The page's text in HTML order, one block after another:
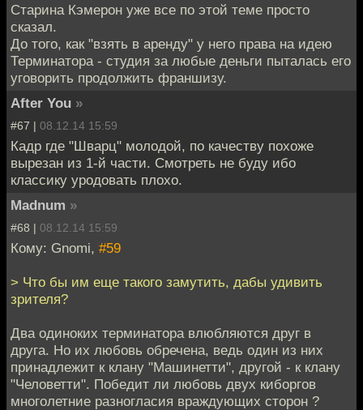
Старина Кэмерон уже все по этой теме просто
сказал.
До того, как "взять в аренду" у него права на идею
Терминатора - студия за любые деньги пыталась его
уговорить продолжить франшизу.
After You »
#67 | 08.12.14 15:59
Кадр где "Шварц" молодой, по качеству похоже
вырезан из 1-й части. Смотреть не буду ибо
классику уродовать плохо.
Madnum »
#68 | 08.12.14 15:59
Кому: Gnomi, #59
> Что бы им еще такого замутить, дабы удивить
зрителя?
Два одиноких терминатора влюбляются друг в
друга. Но их любовь обречена, ведь один из них
принадлежит к клану "Машинетти", другой - к клану
"Человетти". Победит ли любовь двух киборгов
многолетние разногласия враждующих сторон ?